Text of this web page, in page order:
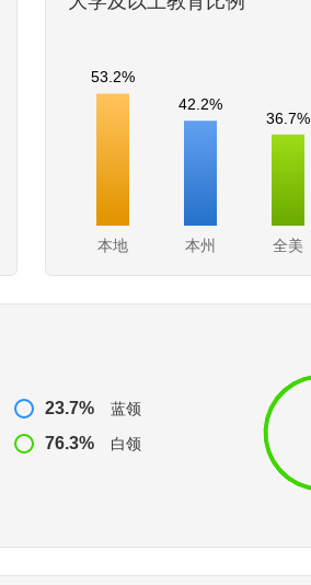
本地 本州 全美
53.2%
42.2%
36.7%
23.7% 蓝领
76.3% 白领